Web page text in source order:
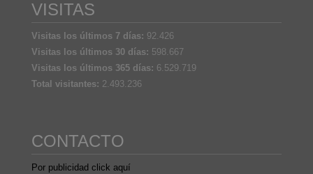
VISITAS
Visitas los últimos 7 días: 92.426
Visitas los últimos 30 días: 598.667
Visitas los últimos 365 días: 6.529.719
Total visitantes: 2.493.236
CONTACTO
Por publicidad click aquí